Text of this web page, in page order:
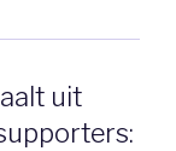
uit